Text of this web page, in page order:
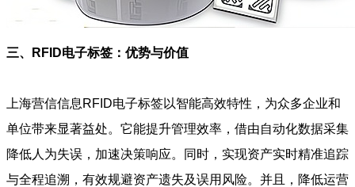
三、RFID电子标签：优势与价值
上海营信信息RFID电子标签以智能高效特性，为众多企业和
单位带来显著益处。它能提升管理效率，借由自动化数据采集
降低人为失误，加速决策响应。同时，实现资产实时精准追踪
与全程追溯，有效规避资产遗失及误用风险。并且，降低运营